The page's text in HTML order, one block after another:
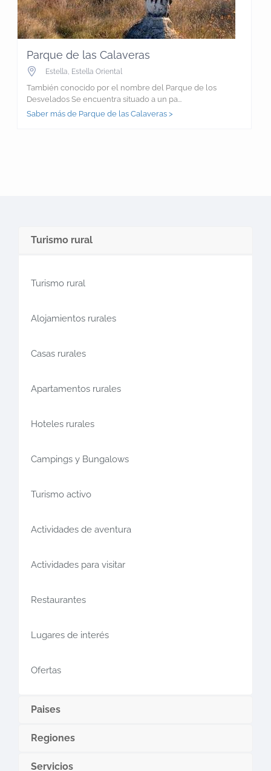
Parque de las Calaveras
Estella Estella Oriental
También conocido por el nombre del Parque de los
Desvelados Se encuentra situado a un pa...
Saber más de Parque de las Calaveras >
Turismo rural
Turismo rural
Alojamientos rurales
Casas rurales
Apartamentos rurales
Hoteles rurales
Campings y Bungalows
Turismo activo
Actividades de aventura
Actividades para visitar
Restaurantes
Lugares de interés
Ofertas
Paises
Regiones
Servicios